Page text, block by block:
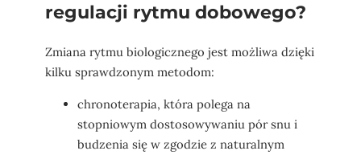
regulacji rytmu dobowego?
Zmiana rytmu biologicznego jest możliwa dzięki
kilku sprawdzonym metodom:
chronoterapia, która polega na
stopniowym dostosowywaniu pór snu i
budzenia się w zgodzie z naturalnym